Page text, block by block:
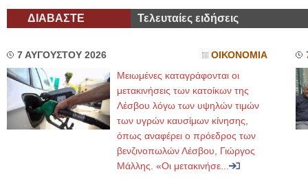
ΔΙΑΒΑΣΤΕ Τελευταίες ειδήσεις
7 ΑΥΓΟΥΣΤΟΥ 2026 ΟΙΚΟΝΟΜΙΑ
Μειωμένες καταγράφονται οι
μετακινήσεις των κατοίκων της
Λέσβου λόγω των υψηλών τιμών
των υγρών καυσίμων κίνησης,
όπως αναφέρει ο πρόεδρος των
βενζινοπωλών Λέσβου, Γιώργος
Μάλλης. «Οι μετακινήσε...